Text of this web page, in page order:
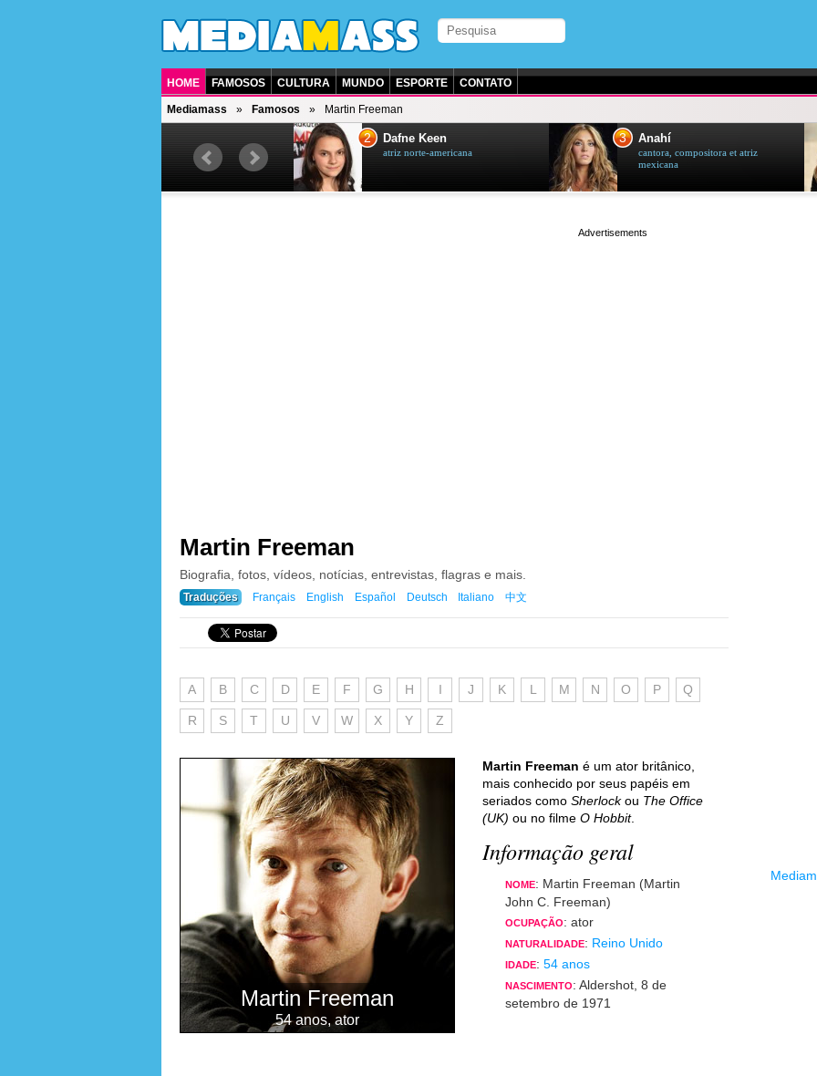
HOME FAMOSOS CULTURA MUNDO ESPORTE CONTATO
Mediamass Famosos Martin Freeman
2 Dafne Keen
atriz norte-americana
3 Anahí
cantora, compositora et atriz
mexicana
Martin Freeman
Biografia, fotos, vídeos, notícias, entrevistas, flagras e mais.
Traduções Français English Español Deutsch Italiano 中文
A B C D E F G H I J K L M N O P Q
R S T U V W X Y Z
Martin Freeman
54 anos, ator
Martin Freeman é um ator britânico,
mais conhecido por seus papéis em
seriados como Sherlockou The Office
(UK) ou no filme O Hobbit.
Informação geral
NOME: Martin Freeman (Martin
John C. Freeman)
OCUPAÇÃO: ator
NATURALIDADE: Reino Unido
IDADE: 54 anos
NASCIMENTO: Aldershot, 8 de
setembro de 1971